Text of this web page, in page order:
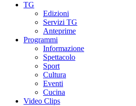
TG
Edizioni
Servizi TG
Anteprime
Programmi
Informazione
Spettacolo
Sport
Cultura
Eventi
Cucina
Video Clips